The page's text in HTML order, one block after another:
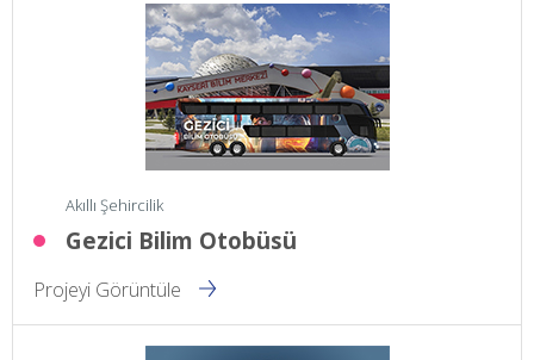
Akıllı Şehircilik
Gezici Bilim Otobüsü
Projeyi Görüntüle